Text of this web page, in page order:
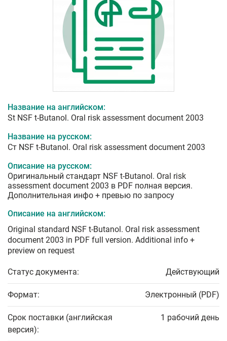
Название на английском:
St NSF t-Butanol. Oral risk assessment document 2003
Название на русском:
Ст NSF t-Butanol. Oral risk assessment document 2003
Описание на русском:
Оригинальный стандарт NSF t-Butanol. Oral risk
assessment document 2003 в PDF полная версия.
Дополнительная инфо + превью по запросу
Описание на английском:
Original standard NSF t-Butanol. Oral risk assessment
document 2003 in PDF full version. Additional info +
preview on request
Статус документа: Действующий
Формат: Электронный (PDF)
Срок поставки (английская
версия):
1 рабочий день